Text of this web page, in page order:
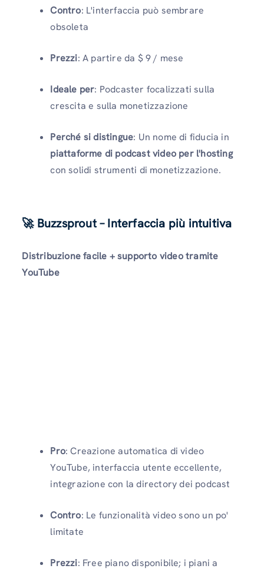
Contro: L'interfaccia può sembrare
obsoleta
Prezzi: A partire da $ 9 / mese
Ideale per: Podcaster focalizzati sulla
crescita e sulla monetizzazione
Perché si distingue: Un nome di fiducia in
piattaforme di podcast video per l'hosting
con solidi strumenti di monetizzazione.
🚀 Buzzsprout – Interfaccia più intuitiva
Distribuzione facile + supporto video tramite
YouTube
Pro: Creazione automatica di video
YouTube, interfaccia utente eccellente,
integrazione con la directory dei podcast
Contro: Le funzionalità video sono un po'
limitate
Prezzi: Free piano disponibile; i piani a